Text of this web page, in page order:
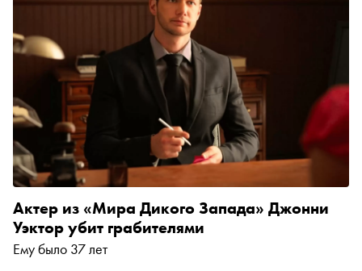
Актер из «Мира Дикого Запада» Джонни
Уэктор убит грабителями
Ему было 37 лет